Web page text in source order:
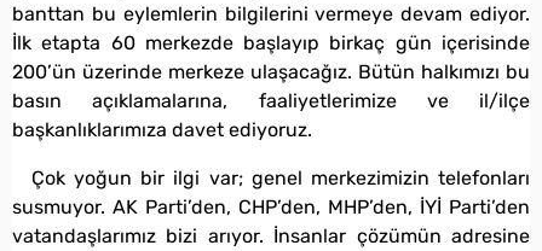
banttan bu eylemlerin bilgilerini vermeye devam ediyor.
İlk etapta 60 merkezde başlayıp birkaç gün içerisinde
200’ün üzerinde merkeze ulaşacağız. Bütün halkımızı bu
basın açıklamalarına, faaliyetlerimize ve il/ilçe
başkanlıklarımıza davet ediyoruz.
Çok yoğun bir ilgi var; genel merkezimizin telefonları
susmuyor. AK Parti’den, CHP’den, MHP’den, İYİ Parti’den
vatandaşlarımız bizi arıyor. İnsanlar çözümün adresine